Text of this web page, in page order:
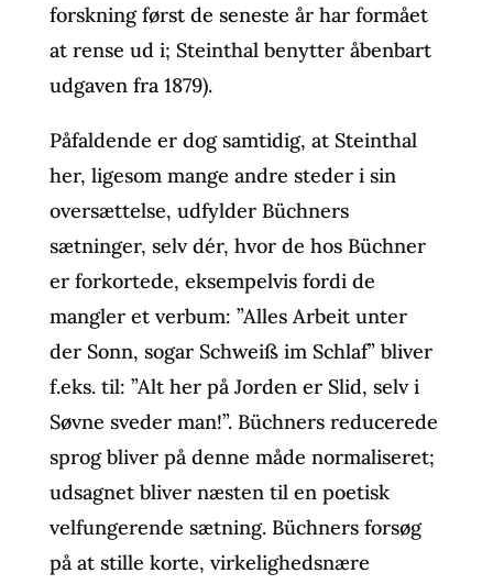
forskning først de seneste år har formået
at rense ud i; Steinthal benytter åbenbart
udgaven fra 1879).
Påfaldende er dog samtidig, at Steinthal
her, ligesom mange andre steder i sin
oversættelse, udfylder Büchners
sætninger, selv dér, hvor de hos Büchner
er forkortede, eksempelvis fordi de
mangler et verbum: ”Alles Arbeit unter
der Sonn, sogar Schweiß im Schlaf” bliver
f.eks. til: ”Alt her på Jorden er Slid, selv i
Søvne sveder man!”. Büchners reducerede
sprog bliver på denne måde normaliseret;
udsagnet bliver næsten til en poetisk
velfungerende sætning. Büchners forsøg
på at stille korte, virkelighedsnære